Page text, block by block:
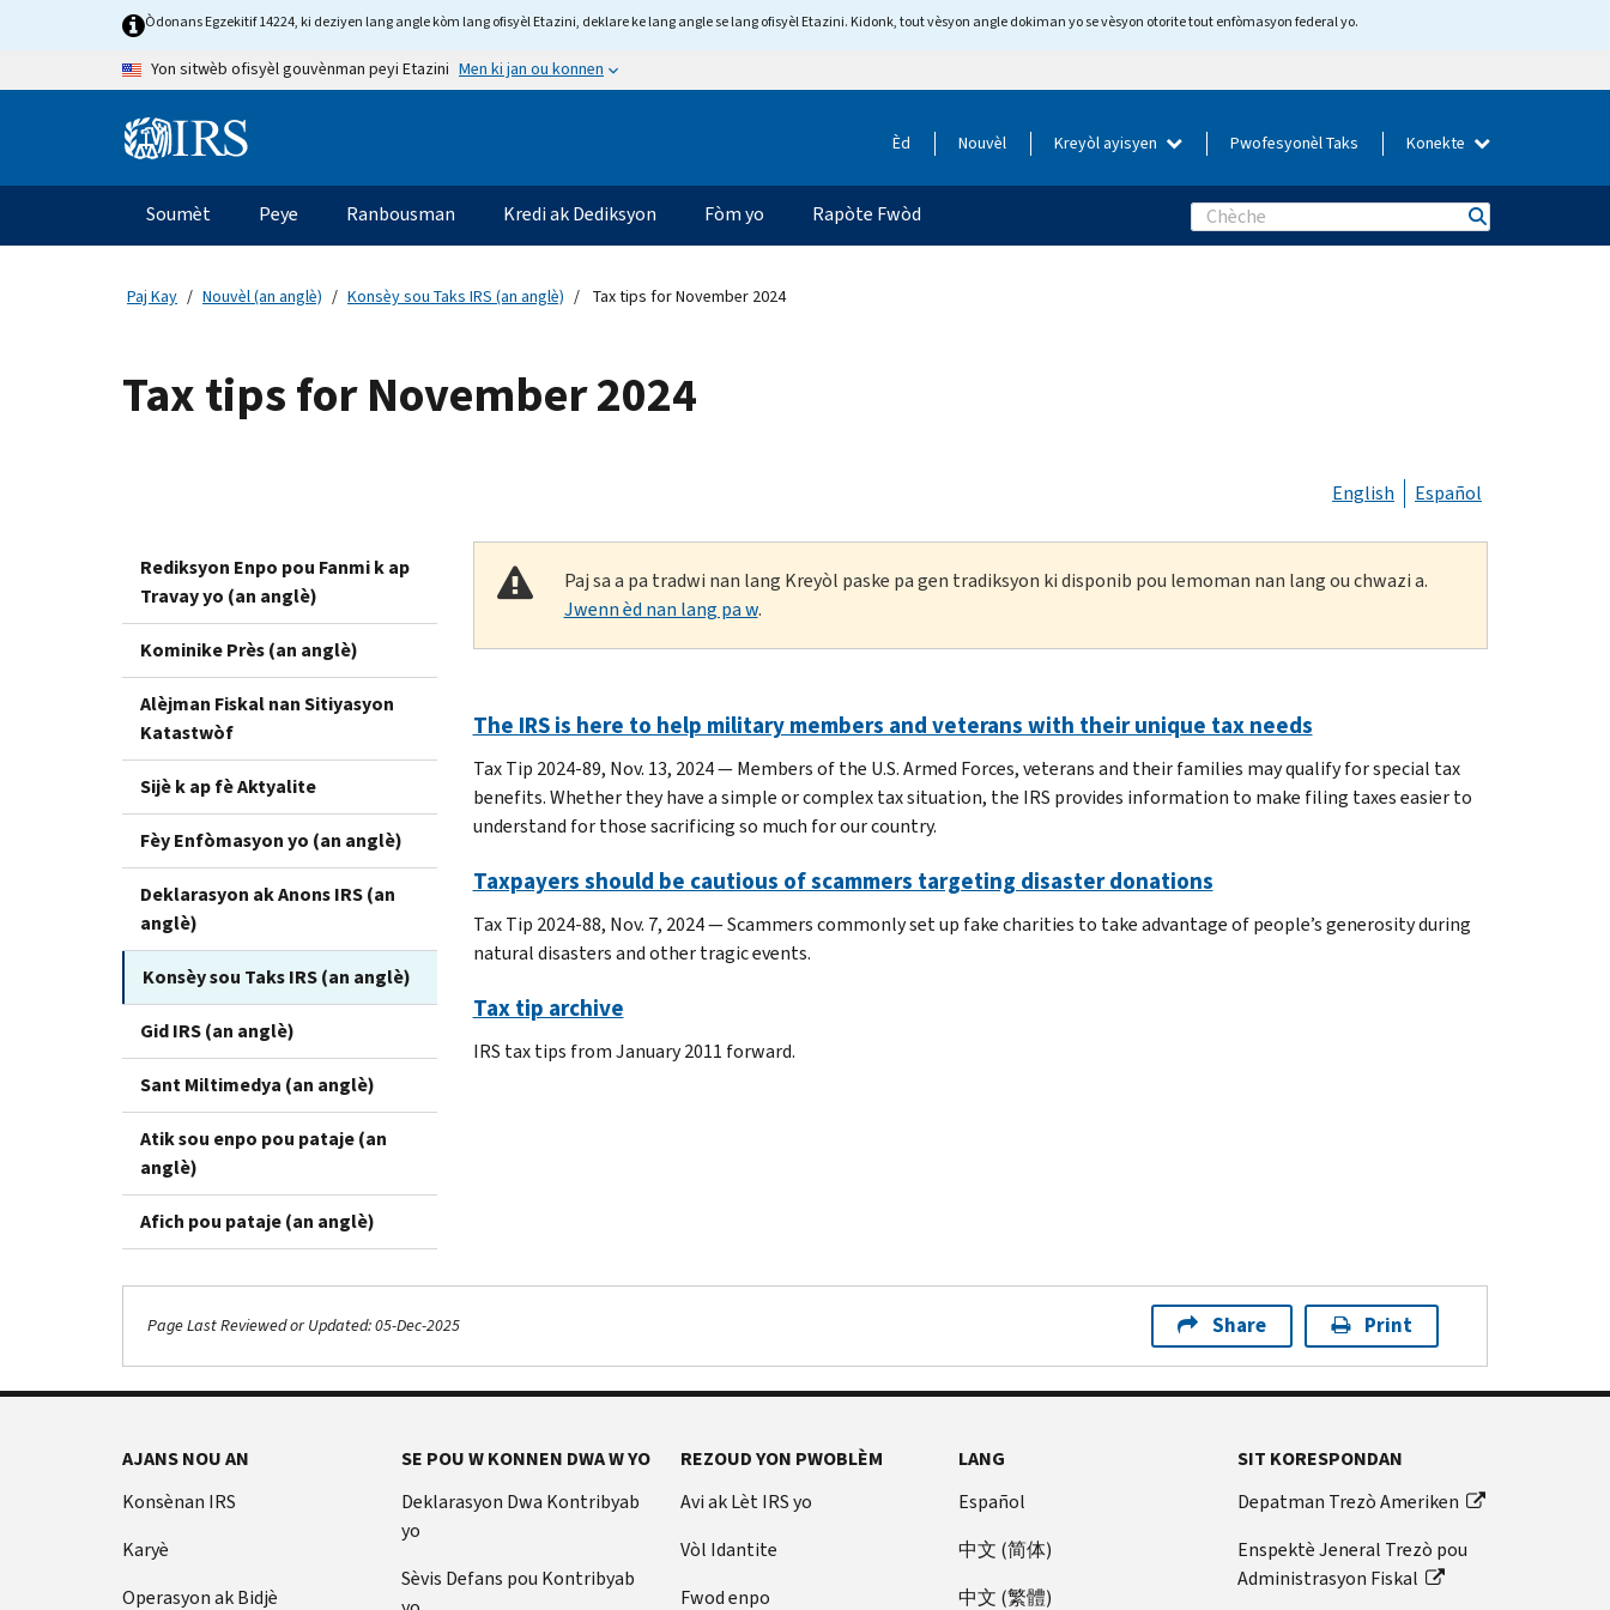
Skip to main contentÒdonans Egzekitif 14224, ki deziyen lang angle kòm lang ofisyèl Etazini, deklare ke lang angle se lang ofisyèl Etazini. Kidonk, tout vèsyon angle dokiman yo se vèsyon otorite tout enfòmasyon federal yo.
Yon sitwèb ofisyèl gouvènman peyi Etazini Men ki jan ou konnen
Information Menu Èd Nouvèl Kreyòl ayisyen Pwofesyonèl Taks Konekte
Navigasyon prensipal
Soumèt Peye Ranbousman Kredi ak Dediksyon Fòm yo Rapòte Fwòd Search
Paj Kay Nouvèl (an anglè) Konsèy sou Taks IRS (an anglè) Tax tips for November 2024
Tax tips for November 2024
English Español
Rediksyon Enpo pou Fanmi k ap
Travay yo (an anglè)
Kominike Près (an anglè)
Alèjman Fiskal nan Sitiyasyon
Katastwòf
Sijè k ap fè Aktyalite
Fèy Enfòmasyon yo (an anglè)
Deklarasyon ak Anons IRS (an
anglè)
Konsèy sou Taks IRS (an anglè)
Gid IRS (an anglè)
Sant Miltimedya (an anglè)
Atik sou enpo pou pataje (an
anglè)
Afich pou pataje (an anglè)
Paj sa a pa tradwi nan lang Kreyòl paske pa gen tradiksyon ki disponib pou lemoman nan lang ou chwazi a.
Jwenn èd nan lang pa w.
The IRS is here to help military members and veterans with their unique tax needs
Tax Tip 2024-89, Nov. 13, 2024 — Members of the U.S. Armed Forces, veterans and their families may qualify for special tax
benefits. Whether they have a simple or complex tax situation, the IRS provides information to make filing taxes easier to
understand for those sacrificing so much for our country.
Taxpayers should be cautious of scammers targeting disaster donations
Tax Tip 2024-88, Nov. 7, 2024 — Scammers commonly set up fake charities to take advantage of people’s generosity during
natural disasters and other tragic events.
Tax tip archive
IRS tax tips from January 2011 forward.
Page Last Reviewed or Updated: 05-Dec-2025 Share Print
Footer Navigation
AJANS NOU AN
Konsènan IRS
Karyè
Operasyon ak Bidjè
SE POU W KONNEN DWA W YO
Deklarasyon Dwa Kontribyab
yo
Sèvis Defans pou Kontribyab
REZOUD YON PWOBLÈM
Avi ak Lèt IRS yo
Vòl Idantite
Fwod enpo
LANG
Español
中文 (简体)
中文 (繁體)
SIT KORESPONDAN
Depatman Trezò Ameriken
Enspektè Jeneral Trezò pou
Administrasyon Fiskal